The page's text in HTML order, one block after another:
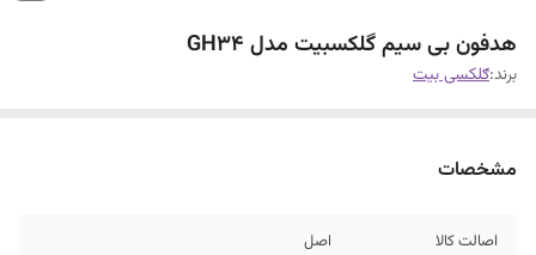
هدفون بی سیم گلکسبیت مدل GH34
برند:ګلکسی بیت
مشخصات
اصالت کالا اصل